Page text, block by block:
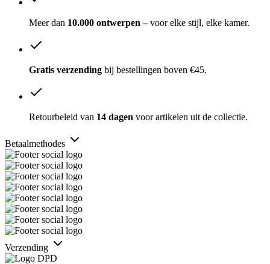
Meer dan 10.000 ontwerpen –voor elke stijl, elke kamer.
Gratis verzending bij bestellingen boven €45.
Retourbeleid van 14 dagen voor artikelen uit de collectie.
Betaalmethodes
Verzending